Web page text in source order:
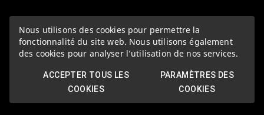
Nous utilisons des cookies pour permettre la
fonctionnalité du site web. Nous utilisons également
des cookies pour analyser l’utilisation de nos services.
ACCEPTER TOUS LES
COOKIES
PARAMÈTRES DES
COOKIES